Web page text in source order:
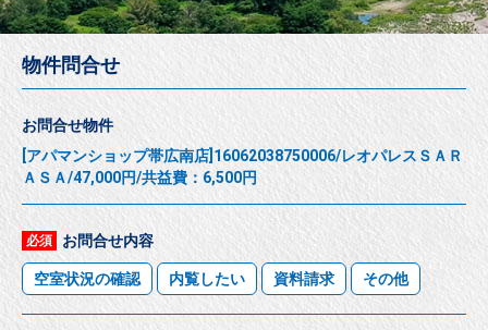
物件問合せ
お問合せ物件
[アパマンショップ帯広南店]16062038750006/レオパレスＳＡＲ
ＡＳＡ/47,000円/共益費：6,500円
必須 お問合せ内容
空室状況の確認 内覧したい 資料請求 その他